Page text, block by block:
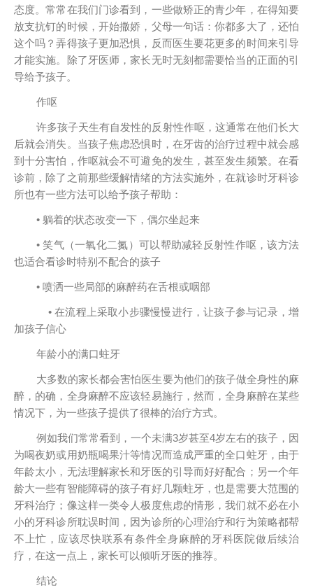
态度。常常在我们门诊看到，一些做矫正的青少年，在得知要
放支抗钉的时候，开始撒娇，父母一句话：你都多大了，还怕
这个吗？弄得孩子更加恐惧，反而医生要花更多的时间来引导
才能实施。除了牙医师，家长无时无刻都需要恰当的正面的引
导给予孩子。
作呕
许多孩子天生有自发性的反射性作呕，这通常在他们长大
后就会消失。当孩子焦虑恐惧时，在牙齿的治疗过程中就会感
到十分害怕，作呕就会不可避免的发生，甚至发生频繁。在看
诊前，除了之前那些缓解情绪的方法实施外，在就诊时牙科诊
所也有一些方法可以给予孩子帮助：
• 躺着的状态改变一下，偶尔坐起来
• 笑气（一氧化二氮）可以帮助减轻反射性作呕，该方法
也适合看诊时特别不配合的孩子
• 喷洒一些局部的麻醉药在舌根或咽部
• 在流程上采取小步骤慢慢进行，让孩子参与记录，增
加孩子信心
年龄小的满口蛀牙
大多数的家长都会害怕医生要为他们的孩子做全身性的麻
醉，的确，全身麻醉不应该轻易施行，然而，全身麻醉在某些
情况下，为一些孩子提供了很棒的治疗方式。
例如我们常常看到，一个未满3岁甚至4岁左右的孩子，因
为喝夜奶或用奶瓶喝果汁等情况而造成严重的全口蛀牙，由于
年龄太小，无法理解家长和牙医的引导而好好配合；另一个年
龄大一些有智能障碍的孩子有好几颗蛀牙，也是需要大范围的
牙科治疗；像这样一类令人极度焦虑的情形，我们就不必在小
小的牙科诊所耽误时间，因为诊所的心理治疗和行为策略都帮
不上忙，应该尽快联系有条件全身麻醉的牙科医院做后续治
疗，在这一点上，家长可以倾听牙医的推荐。
结论